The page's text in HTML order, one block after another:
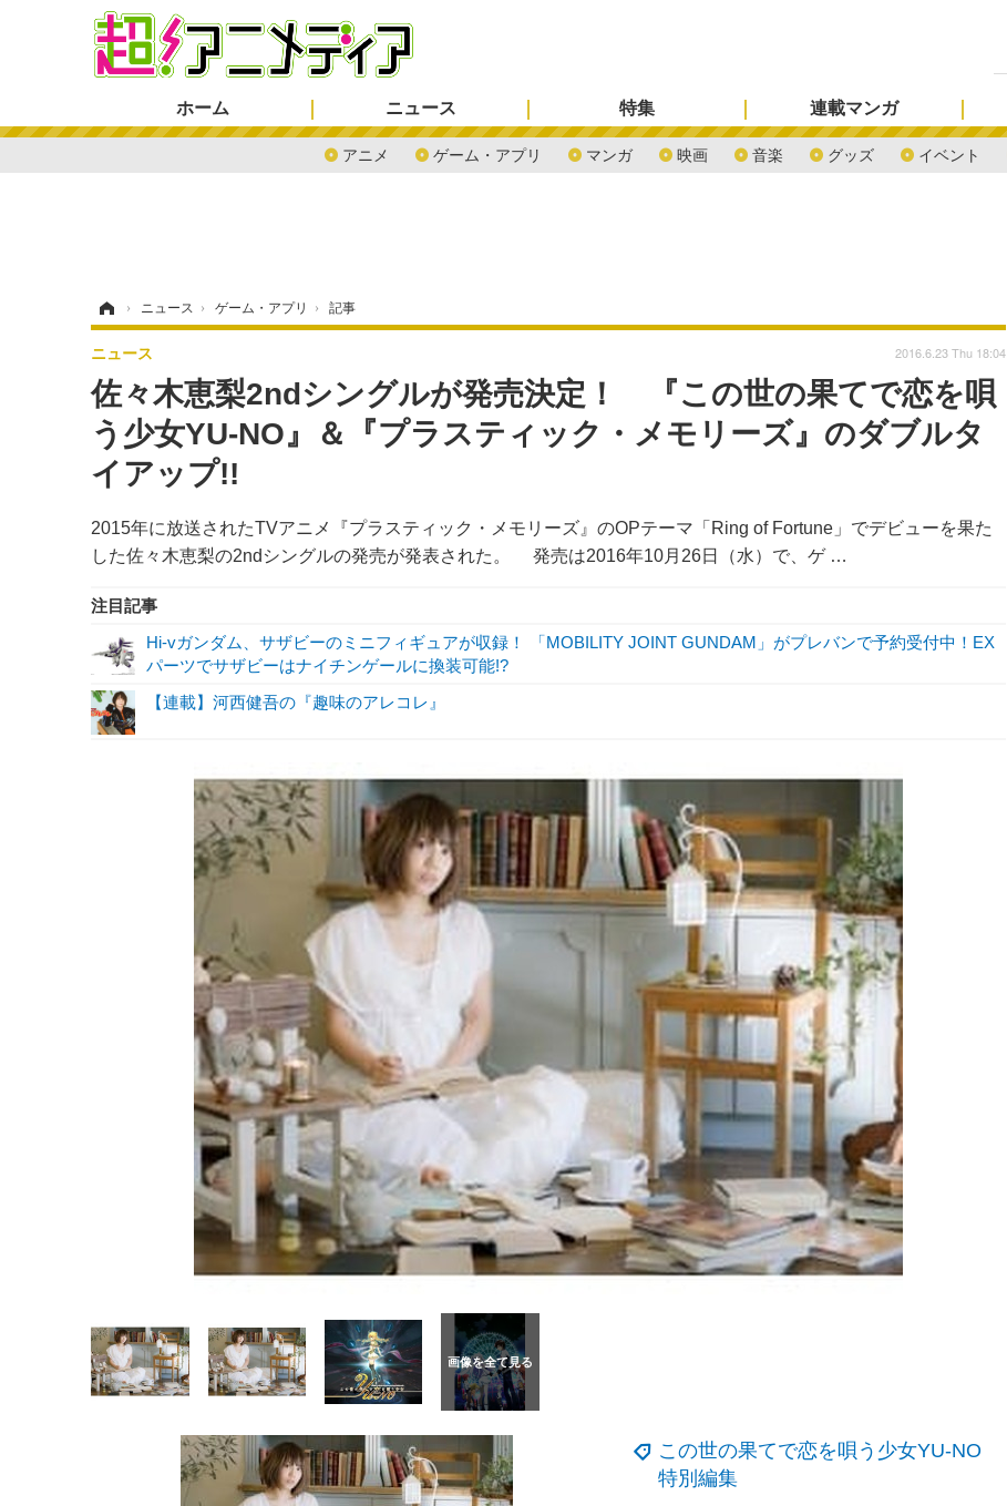
ホーム ニュース
アニメ ゲーム・アプリ マンガ 映画 音楽 グッズ イベント
特集 連載マンガ
› ニュース › ゲーム・アプリ › 記事
佐々木恵梨2ndシングルが発売決定！ 『この世の果てで恋を唄
う少女YU-NO』＆『プラスティック・メモリーズ』のダブルタ
イアップ!!
2015年に放送されたTVアニメ『プラスティック・メモリーズ』のOPテーマ「Ring of Fortune」でデビューを果た
した佐々木恵梨の2ndシングルの発売が発表された。 発売は2016年10月26日（水）で、ゲ …
ニュース 2016.6.23 Thu 18:04
注目記事
Hi-vガンダム、サザビーのミニフィギュアが収録！ 「MOBILITY JOINT GUNDAM」がプレバンで予約受付中！EX
パーツでサザビーはナイチンゲールに換装可能!?
【連載】河西健吾の『趣味のアレコレ』
この世の果てで恋を唄う少女YU-NO
特別編集